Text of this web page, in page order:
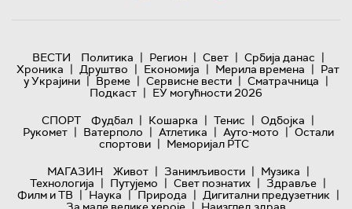
ВЕСТИ Политика | Регион | Свет | Србија данас |
Хроника | Друштво | Економија | Мерила времена | Рат
у Украјини | Време | Сервисне вести | Сматрачница |
Подкаст | ЕУ могућности 2026
СПОРТ
Фудбал | Кошарка | Тенис | Одбојка |
Рукомет | Ватерполо | Атлетика | Ауто-мото | Остали
спортови | Меморијал РТС
МАГАЗИН
Живот | Занимљивости | Музика |
Технологијa | Путујемо | Свет познатих | Здравље |
Филм и ТВ | Наука | Природа | Дигитални предузетник |